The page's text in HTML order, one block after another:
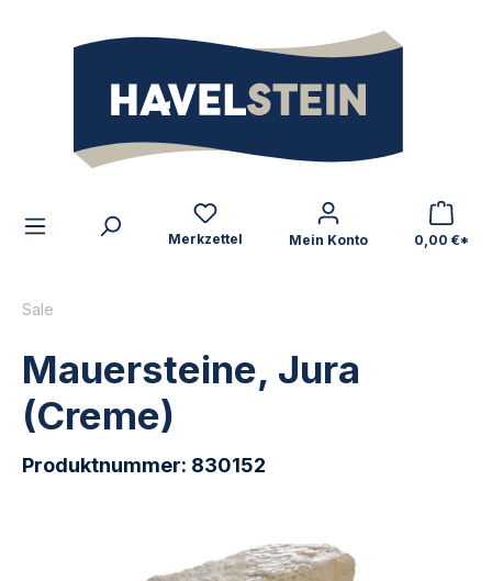
Zum Inhalt
Merkzettel Mein Konto 0,00 €*
Sale
Mauersteine, Jura
(Creme)
Produktnummer: 830152